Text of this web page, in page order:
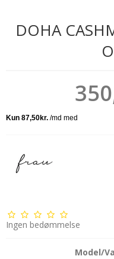
DOHA
Ingen bedømmelse
Model/